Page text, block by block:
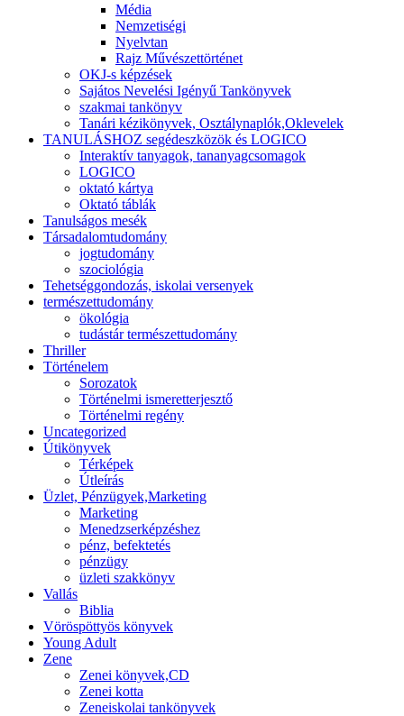
Média
Nemzetiségi
Nyelvtan
Rajz Művészettörténet
OKJ-s képzések
Sajátos Nevelési Igényű Tankönyvek
szakmai tankönyv
Tanári kézikönyvek, Osztálynaplók,Oklevelek
TANULÁSHOZ segédeszközök és LOGICO
Interaktív tanyagok, tananyagcsomagok
LOGICO
oktató kártya
Oktató táblák
Tanulságos mesék
Társadalomtudomány
jogtudomány
szociológia
Tehetséggondozás, iskolai versenyek
természettudomány
ökológia
tudástár természettudomány
Thriller
Történelem
Sorozatok
Történelmi ismeretterjesztő
Történelmi regény
Uncategorized
Útikönyvek
Térképek
Útleírás
Üzlet, Pénzügyek,Marketing
Marketing
Menedzserképzéshez
pénz, befektetés
pénzügy
üzleti szakkönyv
Vallás
Biblia
Vöröspöttyös könyvek
Young Adult
Zene
Zenei könyvek,CD
Zenei kotta
Zeneiskolai tankönyvek